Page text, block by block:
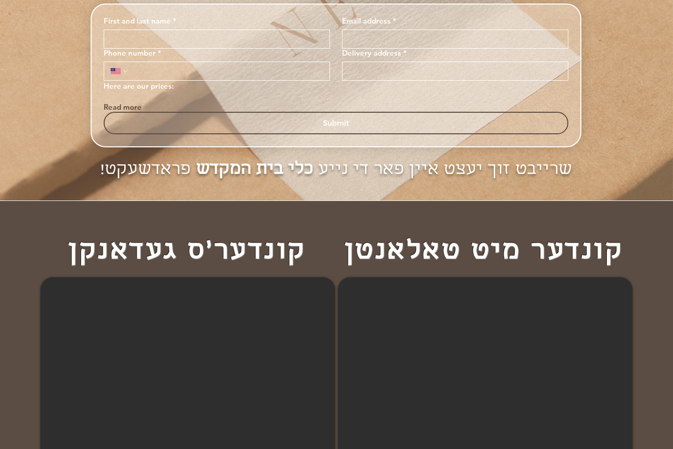
First and last name * Email address *
Phone number * Delivery address *
Here are our prices:
Read more
Submit
שרייבט זוך יעצט איין פאר די נייעכלי בית המקדש פראדשעקט!
קונדער מיט טאלאנטן קונדער'ס געדאנקן